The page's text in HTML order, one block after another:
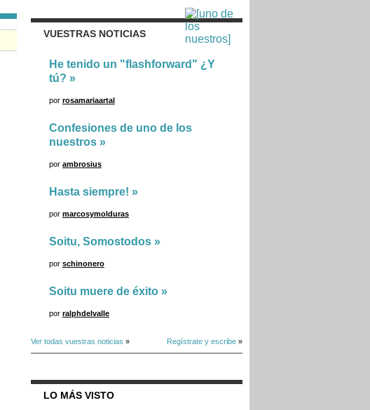
VUESTRAS NOTICIAS
He tenido un "flashforward" ¿Y
tú? »
por rosamariaartal
Confesiones de uno de los
nuestros »
por ambrosius
Hasta siempre! »
por marcosymolduras
Soitu, Somostodos »
por schinonero
Soitu muere de éxito »
por ralphdelvalle
Ver todas vuestras noticias » Regístrate y escribe »
LO MÁS VISTO